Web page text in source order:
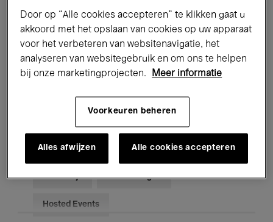
Tentoonstellingen Films
Performances Lezingen & Debatten
Jazz Klassieke Muziek Global Music
Elektronische Muziek
Voor iedereen Kids’ Palace
Onderwijs Rondleidingen
Hosted Events
Door op “Alle cookies accepteren” te klikken gaat u
akkoord met het opslaan van cookies op uw apparaat
voor het verbeteren van websitenavigatie, het
analyseren van websitegebruik en om ons te helpen
bij onze marketingprojecten.
Meer informatie
Voorkeuren beheren
Alles afwijzen Alle cookies accepteren